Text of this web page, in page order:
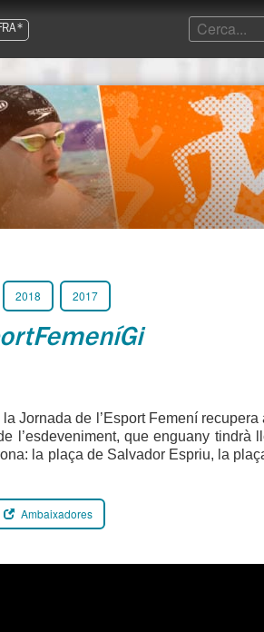
2018 2017
Jornada de l’Esport Femení recupera
l’esdeveniment, que enguany tindrà
la plaça de Salvador Espriu, la
Ambaixadores